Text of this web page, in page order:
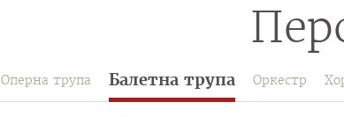
Оперна трупа Балетна трупа Оркестр